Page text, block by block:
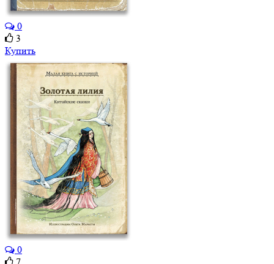
0
3
Купить
0